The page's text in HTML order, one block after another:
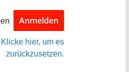
Klicke hier, um es
zurückzusetzen.